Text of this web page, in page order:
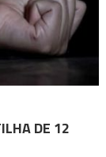
DE 12